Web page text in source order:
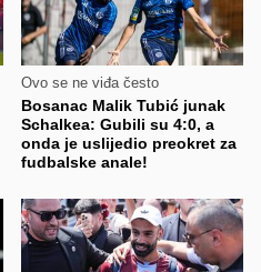
Ovo se ne viđa često
Bosanac Malik Tubić junak
Schalkea: Gubili su 4:0, a
onda je uslijedio preokret za
fudbalske anale!